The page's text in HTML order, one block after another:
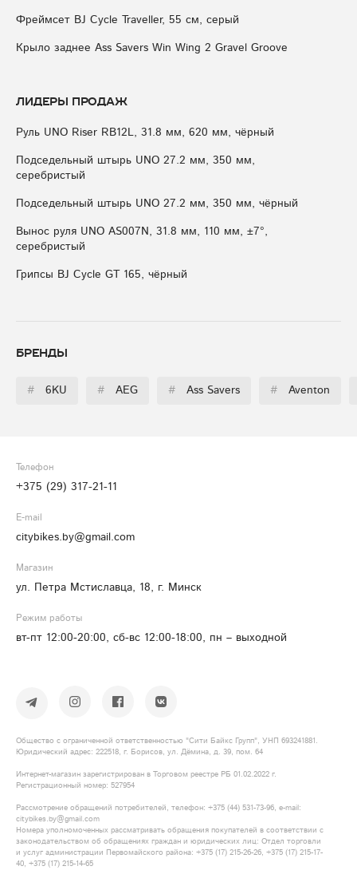
Фреймсет BJ Cycle Traveller, 55 см, серый
Крыло заднее Ass Savers Win Wing 2 Gravel Groove
Лидеры продаж
Руль UNO Riser RB12L, 31.8 мм, 620 мм, чёрный
Подседельный штырь UNO 27.2 мм, 350 мм,
серебристый
Подседельный штырь UNO 27.2 мм, 350 мм, чёрный
Вынос руля UNO AS007N, 31.8 мм, 110 мм, ±7°,
серебристый
Грипсы BJ Cycle GT 165, чёрный
Бренды
# 6KU # AEG # Ass Savers # Aventon
Телефон
+375 (29) 317-21-11
E-mail
citybikes.by@gmail.com
Магазин
ул. Петра Мстиславца, 18, г. Минск
Режим работы
вт-пт 12:00-20:00, сб-вс 12:00-18:00, пн – выходной
Общество с ограниченной ответственностью "Сити Байкс Групп", УНП 693241881.
Юридический адрес: 222518, г. Борисов, ул. Дёмина, д. 39, пом. 64
Интернет-магазин зарегистрирован в Торговом реестре РБ 01.02.2022 г.
Регистрационный номер: 527954
Рассмотрение обращений потребителей, телефон: +375​ (44)​ 531​-73-96, e-mail:
citybikes.by@gmail.com
Номера уполномоченных рассматривать обращения покупателей в соответствии с
законодательством об обращениях граждан и юридических лиц: Отдел торговли
и услуг администрации Первомайского района: +375​ (17)​ 215​-26-26, +375​ (17)​ 215​-17-
40, +375​ (17)​ 215​-14-65